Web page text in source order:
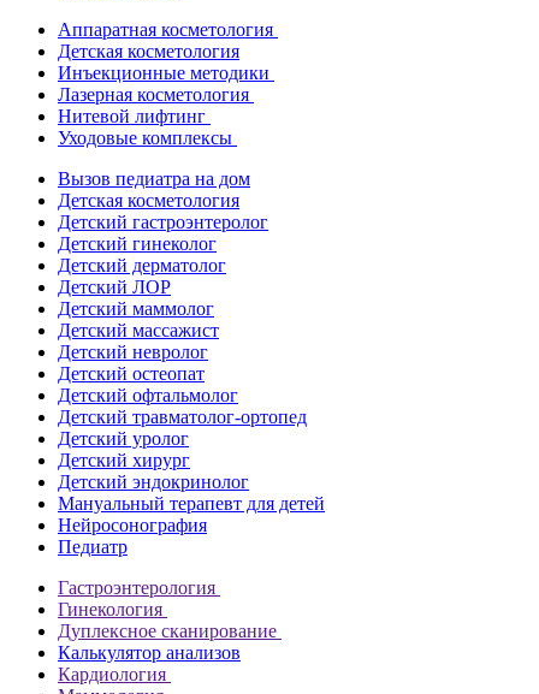
Аппаратная косметология
Детская косметология
Инъекционные методики
Лазерная косметология
Нитевой лифтинг
Уходовые комплексы
Вызов педиатра на дом
Детская косметология
Детский гастроэнтеролог
Детский гинеколог
Детский дерматолог
Детский ЛОР
Детский маммолог
Детский массажист
Детский невролог
Детский остеопат
Детский офтальмолог
Детский травматолог-ортопед
Детский уролог
Детский хирург
Детский эндокринолог
Мануальный терапевт для детей
Нейросонография
Педиатр
Гастроэнтерология
Гинекология
Дуплексное сканирование
Калькулятор анализов
Кардиология